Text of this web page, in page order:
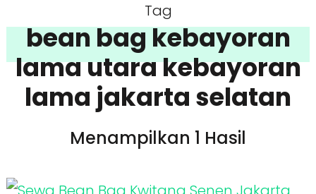
Tag
bean bag kebayoran
lama utara kebayoran
lama jakarta selatan
Menampilkan 1 Hasil